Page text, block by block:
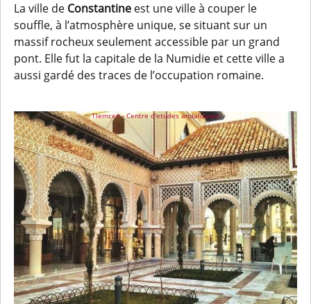
La ville de Constantine est une ville à couper le
souffle, à l’atmosphère unique, se situant sur un
massif rocheux seulement accessible par un grand
pont. Elle fut la capitale de la Numidie et cette ville a
aussi gardé des traces de l’occupation romaine.
Tlemcen - Centre d'etudes andalouses